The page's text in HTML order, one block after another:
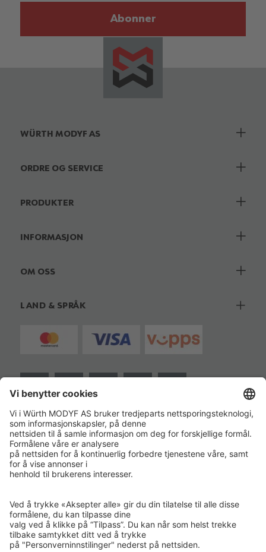
Abonner
WÜRTH MODYF AS
ORDRE OG SERVICE
PRODUKTER
INFORMASJON
OM OSS
LAND & SPRÅK
ISO 14001
GRØNT PUNKT NORGE